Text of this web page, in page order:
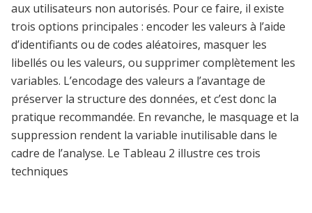
aux utilisateurs non autorisés. Pour ce faire, il existe
trois options principales : encoder les valeurs à l’aide
d’identifiants ou de codes aléatoires, masquer les
libellés ou les valeurs, ou supprimer complètement les
variables. L’encodage des valeurs a l’avantage de
préserver la structure des données, et c’est donc la
pratique recommandée. En revanche, le masquage et la
suppression rendent la variable inutilisable dans le
cadre de l’analyse. Le Tableau 2 illustre ces trois
techniques